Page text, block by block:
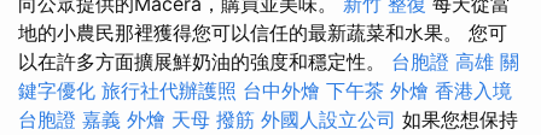
地的小農民那裡獲得您可以信任的最新蔬菜和水果。 您可
以在許多方面擴展鮮奶油的強度和穩定性。 台胞證 高雄 關
鍵字優化 旅行社代辦護照 台中外燴 下午茶 外燴 香港入境
台胞證 嘉義 外燴 天母 撥筋 外國人設立公司 如果您想保持